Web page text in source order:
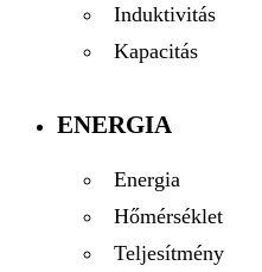
Induktivitás
Kapacitás
ENERGIA
Energia
Hőmérséklet
Teljesítmény